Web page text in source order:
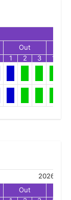
Out
1 2 3 1
2026
Out